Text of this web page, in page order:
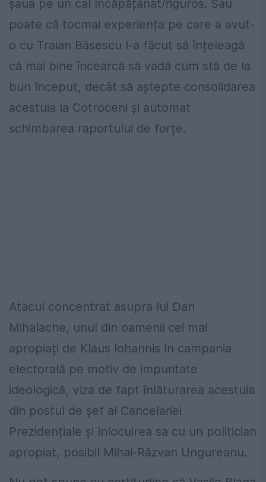
șaua pe un cal încăpățânat/riguros. Sau
poate că tocmai experiența pe care a avut-
o cu Traian Băsescu l-a făcut să înțeleagă
că mai bine încearcă să vadă cum stă de la
bun început, decât să aștepte consolidarea
acestuia la Cotroceni și automat
schimbarea raportului de forțe.
Atacul concentrat asupra lui Dan
Mihalache, unul din oamenii cei mai
apropiați de Klaus Iohannis în campania
electorală pe motiv de impuritate
ideologică, viza de fapt înlăturarea acestuia
din postul de șef al Cancelariei
Prezidențiale și înlocuirea sa cu un politician
apropiat, posibil Mihai-Răzvan Ungureanu.